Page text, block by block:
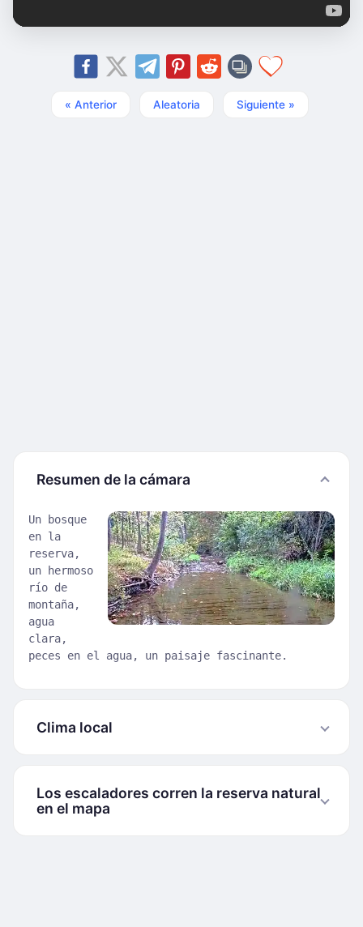
« Anterior Aleatoria Siguiente »
Resumen de la cámara
Un bosque
en la
reserva,
un hermoso
río de
montaña,
agua
clara,
peces en el agua, un paisaje fascinante.
Clima local
Los escaladores corren la reserva natural
en el mapa